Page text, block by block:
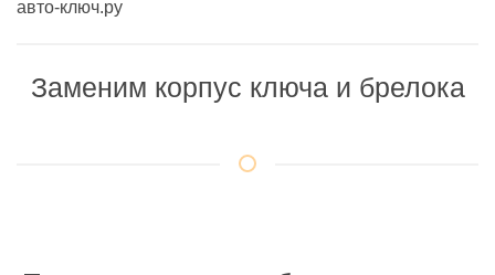
Заменим корпус ключа и брелока